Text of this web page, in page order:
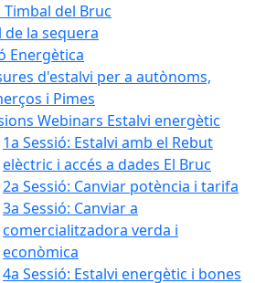
Timbal del Bruc
de la sequera
Energètica
d'estalvi per a autònoms,
i Pimes
Webinars Estalvi energètic
1a Sessió: Estalvi amb el Rebut
elèctric i accés a dades El Bruc
2a Sessió: Canviar potència i tarifa
3a Sessió: Canviar a
comercialitzadora verda i
econòmica
4a Sessió: Estalvi energètic i bones